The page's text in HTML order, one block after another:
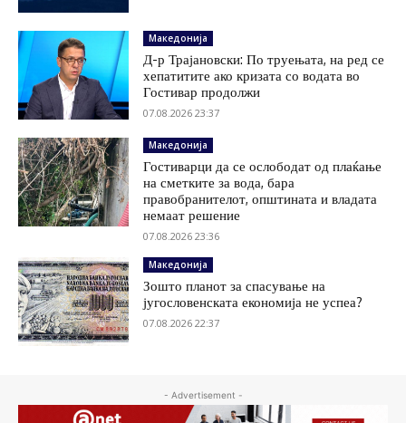
Македонија
Д-р Трајановски: По труењата, на ред се
хепатитите ако кризата со водата во
Гостивар продолжи
07.08.2026 23:37
Македонија
Гостиварци да се ослободат од плаќање
на сметките за вода, бара
правобранителот, општината и владата
немаат решение
07.08.2026 23:36
Македонија
Зошто планот за спасување на
југословенската економија не успеа?
07.08.2026 22:37
- Advertisement -